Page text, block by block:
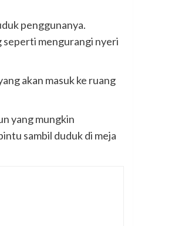
penggunanya.
seperti mengurangi nyeri
akan masuk ke ruang
yang mungkin
sambil duduk di meja